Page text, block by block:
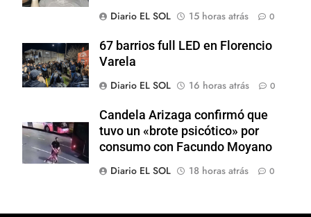
Diario EL SOL
15 horas atrás 0
67 barrios full LED en Florencio
Varela
Diario EL SOL
16 horas atrás 0
Candela Arizaga confirmó que
tuvo un «brote psicótico» por
consumo con Facundo Moyano
Diario EL SOL
18 horas atrás 0